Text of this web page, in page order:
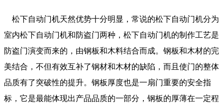
松下自动门机天然优势十分明显，常说的松下自动门机分为
室内松下自动门机和防盗门两种，松下自动门机的制作工艺是
防盗门演变而来的，由钢板和木料结合而成。钢板和木材的完
美结合，不但有效互补了钢材和木材的缺陷，而且使门的整体
品质有了突破性的提升。钢板厚度也是一扇门重要的安全指
标，它是最能体现出产品品质的一部分，钢板的厚薄在一定程